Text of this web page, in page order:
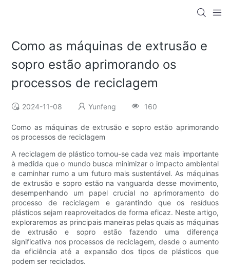
Como as máquinas de extrusão e
sopro estão aprimorando os
processos de reciclagem
2024-11-08 Yunfeng 160
Como as máquinas de extrusão e sopro estão aprimorando
os processos de reciclagem
A reciclagem de plástico tornou-se cada vez mais importante
à medida que o mundo busca minimizar o impacto ambiental
e caminhar rumo a um futuro mais sustentável. As máquinas
de extrusão e sopro estão na vanguarda desse movimento,
desempenhando um papel crucial no aprimoramento do
processo de reciclagem e garantindo que os resíduos
plásticos sejam reaproveitados de forma eficaz. Neste artigo,
exploraremos as principais maneiras pelas quais as máquinas
de extrusão e sopro estão fazendo uma diferença
significativa nos processos de reciclagem, desde o aumento
da eficiência até a expansão dos tipos de plásticos que
podem ser reciclados.